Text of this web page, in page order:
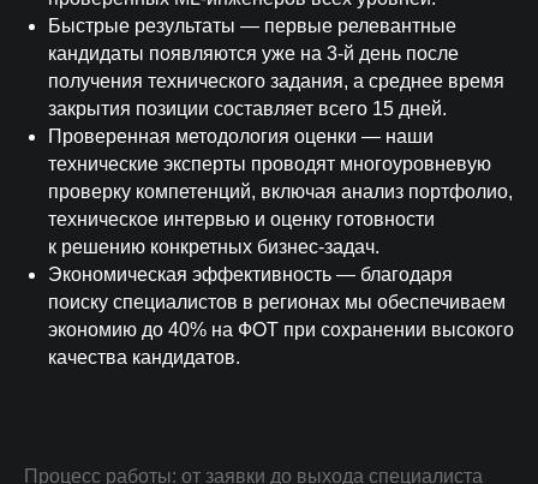
Быстрые результаты — первые релевантные
кандидаты появляются уже на 3-й день после
получения технического задания, а среднее время
закрытия позиции составляет всего 15 дней.
Проверенная методология оценки — наши
технические эксперты проводят многоуровневую
проверку компетенций, включая анализ портфолио,
техническое интервью и оценку готовности
к решению конкретных бизнес-задач.
Экономическая эффективность — благодаря
поиску специалистов в регионах мы обеспечиваем
экономию до 40% на ФОТ при сохранении высокого
качества кандидатов.
Процесс работы: от заявки до выхода специалиста
Гарантия
Четыре уровня гарантии
вашей безопасности